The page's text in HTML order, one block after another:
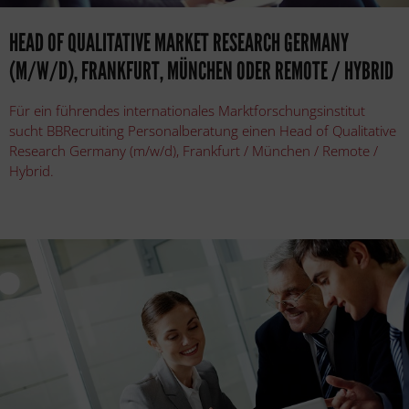
HEAD OF QUALITATIVE MARKET RESEARCH GERMANY
(M/W/D), FRANKFURT, MÜNCHEN ODER REMOTE / HYBRID
Für ein führendes internationales Marktforschungsinstitut
sucht BBRecruiting Personalberatung einen Head of Qualitative
Research Germany (m/w/d), Frankfurt / München / Remote /
Hybrid.